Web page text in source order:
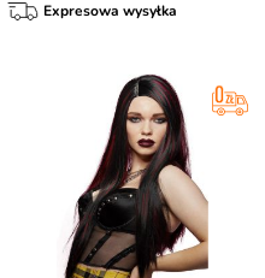
Expresowa wysyłka